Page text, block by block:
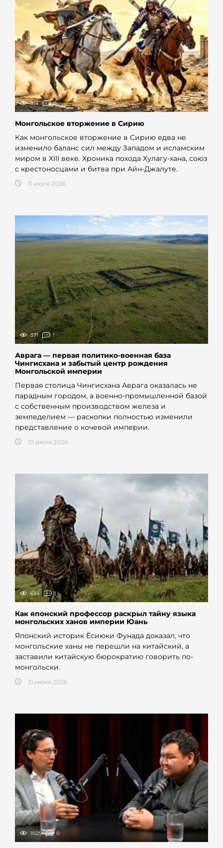
314 0
Монгольское вторжение в Сирию
Как монгольское вторжение в Сирию едва не
изменило баланс сил между Западом и исламским
миром в XIII веке. Хроника похода Хулагу-хана, союз
с крестоносцами и битва при Айн-Джалуте.
11 июля 2026
371 1
Аврага — первая политико-военная база
Чингисхана и забытый центр рождения
Монгольской империи
Первая столица Чингисхана Аврага оказалась не
парадным городом, а военно-промышленной базой
с собственным производством железа и
земледелием — раскопки полностью изменили
представление о кочевой империи.
10 июля 2026
634 1
Как японский профессор раскрыл тайну языка
монгольских ханов империи Юань
Японский историк Ёсиюки Фунада доказал, что
монгольские ханы не перешли на китайский, а
заставили китайскую бюрократию говорить по-
монгольски.
21 июня 2026
1025 0